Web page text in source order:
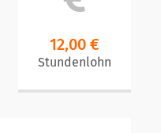
12,00 €
Stundenlohn